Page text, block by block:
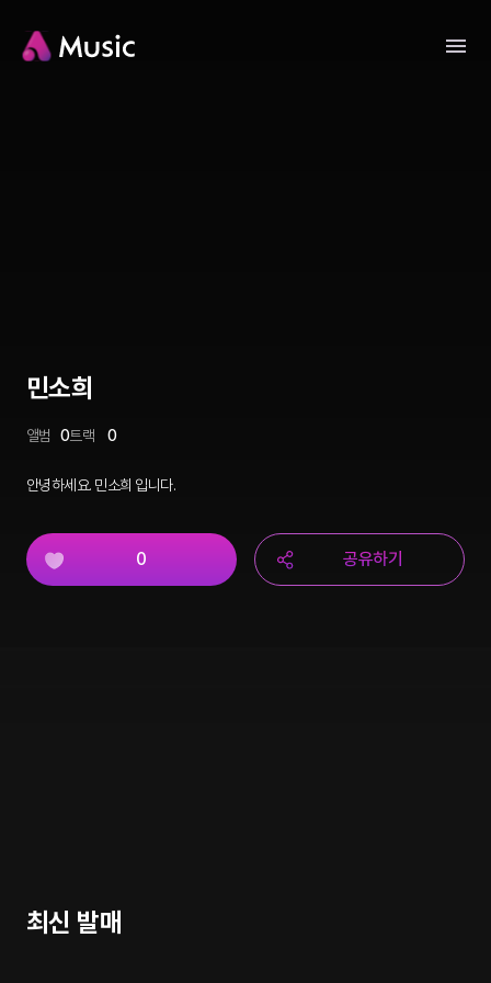
민소희
앨범 0트랙 0
안녕하세요. 민소희 입니다.
0 공유하기
최신 발매